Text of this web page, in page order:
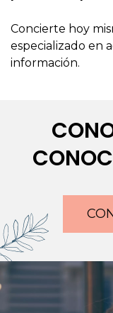
Concierte hoy
especializado en
información.